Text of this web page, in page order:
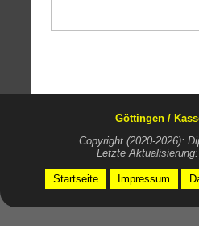
Göttingen /
Copyright (2020-2026):
Letzte
Startseite Impressum